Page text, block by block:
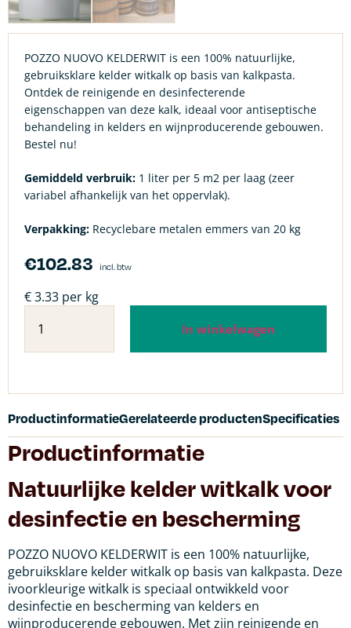
POZZO NUOVO KELDERWIT is een 100% natuurlijke,
gebruiksklare kelder witkalk op basis van kalkpasta.
Ontdek de reinigende en desinfecterende
eigenschappen van deze kalk, ideaal voor antiseptische
behandeling in kelders en wijnproducerende gebouwen.
Bestel nu!
Gemiddeld verbruik: 1 liter per 5 m2 per laag (zeer
variabel afhankelijk van het oppervlak).
Verpakking: Recyclebare metalen emmers van 20 kg
€102.83 incl. btw
€ 3.33 per kg
In winkelwagen
ProductinformatieGerelateerde productenSpecificaties
Productinformatie
Natuurlijke kelder witkalk voor
desinfectie en bescherming
POZZO NUOVO KELDERWIT is een 100% natuurlijke,
gebruiksklare kelder witkalk op basis van kalkpasta. Deze
ivoorkleurige witkalk is speciaal ontwikkeld voor
desinfectie en bescherming van kelders en
wijnproducerende gebouwen. Met zijn reinigende en